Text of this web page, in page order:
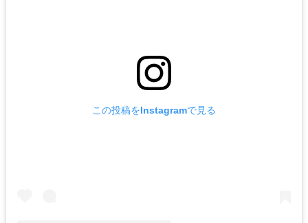
この投稿をInstagramで見る